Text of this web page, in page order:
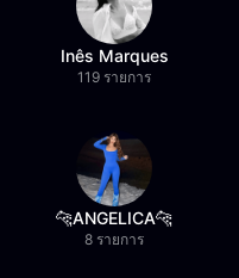
Inês Marques
119 รายการ
🐆ANGELICA🐆
8 รายการ